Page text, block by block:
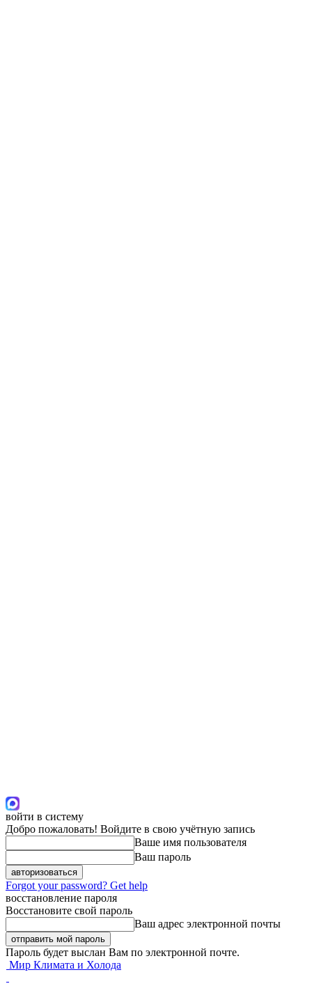
войти в систему
Добро пожаловать! Войдите в свою учётную запись
Ваше имя пользователя
Ваш пароль
Forgot your password? Get help
восстановление пароля
Восстановите свой пароль
Ваш адрес электронной почты
Пароль будет выслан Вам по электронной почте.
Мир Климата и Холода